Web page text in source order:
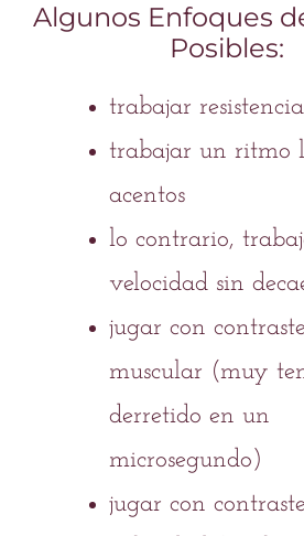
Algunos Enfoques
Posibles:
trabajar
trabajar un ritmo
acentos
lo contrario,
velocidad sin
jugar con
muscular (muy
derretido en un
microsegundo)
jugar con